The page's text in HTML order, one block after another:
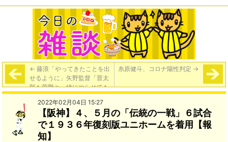
← 藤浪「やってきたことを出
せるように」矢野監督「晋太
郎も菅野と一緒にやらせても
らって、いい刺激と知識、ア
ドバイスを持って帰ってきた
と思う」
糸原健斗、コロナ陽性判定 →
2022年02月04日 15:27
【阪神】４、５月の「伝統の一戦」６試合
で１９３６年復刻版ユニホームを着用【報
知】